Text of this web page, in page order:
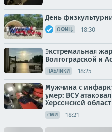
День
ОФИЦ. 18:30
Экстремальная
Волгоградской и
ПАБЛИКИ 18:25
Мужчина с
умер: ВСУ
Херсонской
СМИ 18:21